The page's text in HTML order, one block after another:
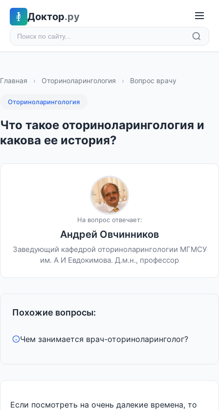
Доктор.ру
Главная › Оториноларингология › Вопрос врачу
Оториноларингология
Что такое оториноларингология и
какова ее история?
На вопрос отвечает:
Андрей Овчинников
Заведующий кафедрой оториноларингологии МГМСУ
им. А И Евдокимова. Д.м.н., профессор
Похожие вопросы:
Чем занимается врач-оториноларинголог?
Если посмотреть на очень далекие времена, то